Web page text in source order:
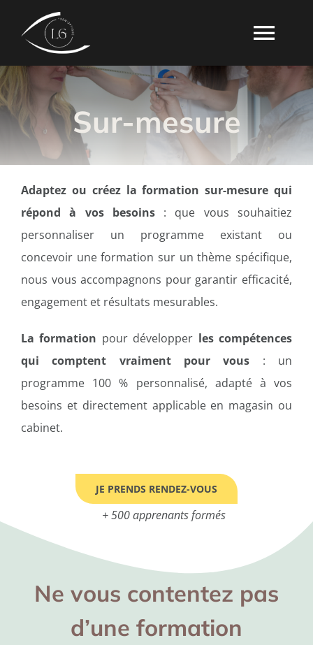
contenu
ACCUEIL
FORMATIONS
À PROPOS
FAQ
CONTACT
Sur-mesure
Adaptez ou créez la formation sur-mesure qui
répond à vos besoins: que vous souhaitiez
personnaliser un programme existant ou
concevoir une formation sur un thème spécifique,
nous vous accompagnons pour garantir efficacité,
engagement et résultats mesurables.
La formation pour développer les compétences
qui comptent vraiment pour vous : un
programme 100 % personnalisé, adapté à vos
besoins et directement applicable en magasin ou
cabinet.
JE PRENDS RENDEZ-VOUS
+ 500 apprenants formés
Ne vous contentez pas
d’une formation